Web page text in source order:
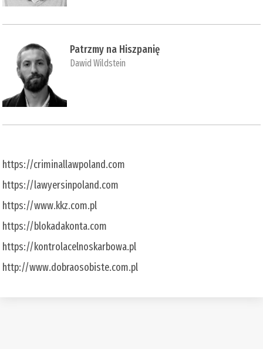
Patrzmy na Hiszpanię
Dawid Wildstein
https://criminallawpoland.com
https://lawyersinpoland.com
https://www.kkz.com.pl
https://blokadakonta.com
https://kontrolacelnoskarbowa.pl
http://www.dobraosobiste.com.pl